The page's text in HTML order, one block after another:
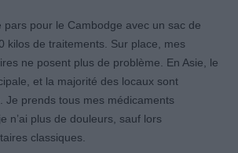
pars pour le Cambodge avec un sac de
kilos de traitements. Sur place, mes
ne posent plus de problème. En Asie, le
et la majorité des locaux sont
Je prends tous mes médicaments
n’ai plus de douleurs, sauf lors
classiques.